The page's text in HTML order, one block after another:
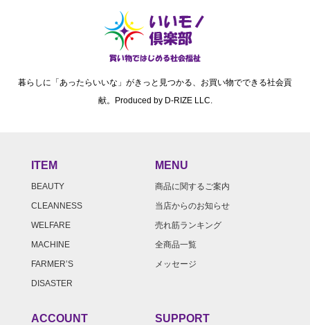
暮らしに「あったらいいな」がきっと見つかる、お買い物でできる社会貢
献。Produced by D-RIZE LLC.
ITEM
BEAUTY
CLEANNESS
WELFARE
MACHINE
FARMER’S
DISASTER
MENU
商品に関するご案内
当店からのお知らせ
売れ筋ランキング
全商品一覧
メッセージ
ACCOUNT SUPPORT